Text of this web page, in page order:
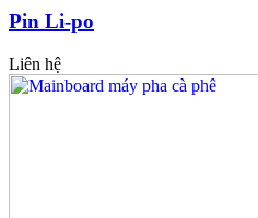
Pin Li-po
Liên hệ